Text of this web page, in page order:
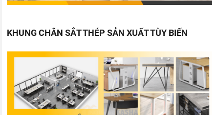
KHUNG CHÂN SẮT THÉP SẢN XUẤT TÙY BIẾN